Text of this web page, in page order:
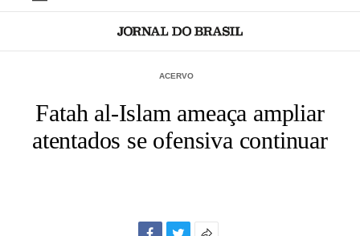
ACERVO
Fatah al-Islam ameaça ampliar
atentados se ofensiva continuar